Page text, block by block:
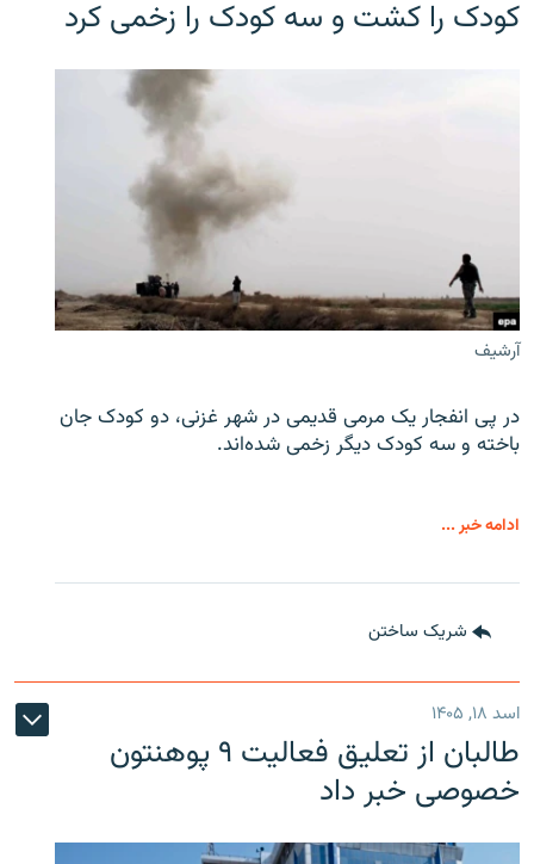
کودک را کشت و سه کودک را زخمی کرد
آرشیف
در پی انفجار یک مرمی قدیمی در شهر غزنی، دو کودک جان
باخته و سه کودک دیگر زخمی شده‌اند.
ادامه خبر ...
شریک ساختن
اسد ۱۸, ۱۴۰۵
طالبان از تعلیق فعالیت ۹ پوهنتون
خصوصی خبر داد